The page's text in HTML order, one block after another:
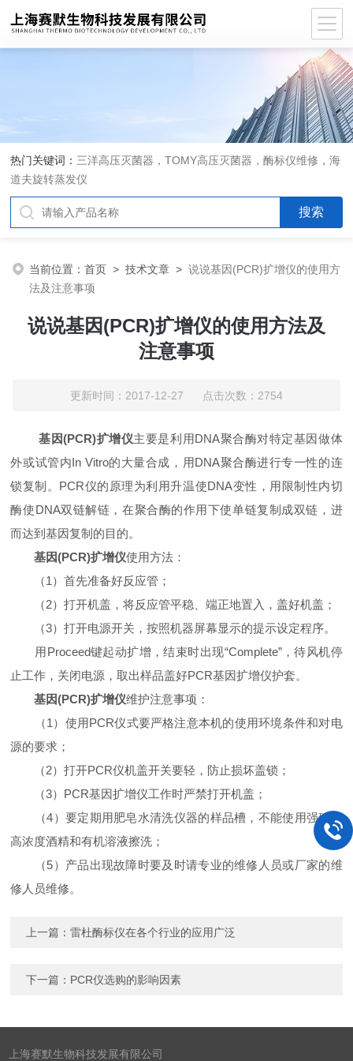
热门关键词： 三洋高压灭菌器，TOMY高压灭菌器，酶标仪维修，海
道夫旋转蒸发仪
当前位置：首页 >技术文章 >说说基因(PCR)扩增仪的使用方
法及注意事项
说说基因(PCR)扩增仪的使用方法及
注意事项
更新时间：2017-12-27 点击次数：2754
基因(PCR)扩增仪主要是利用DNA聚合酶对特定基因做体
外或试管内In Vitro的大量合成，用DNA聚合酶进行专一性的连
锁复制。PCR仪的原理为利用升温使DNA变性，用限制性内切
酶使DNA双链解链，在聚合酶的作用下使单链复制成双链，进
而达到基因复制的目的。
基因(PCR)扩增仪使用方法：
（1）首先准备好反应管；
（2）打开机盖，将反应管平稳、端正地置入，盖好机盖；
（3）打开电源开关，按照机器屏幕显示的提示设定程序。
用Proceed键起动扩增，结束时出现“Complete”，待风机停
止工作，关闭电源，取出样品盖好PCR基因扩增仪护套。
基因(PCR)扩增仪维护注意事项：
（1）使用PCR仪式要严格注意本机的使用环境条件和对电
源的要求；
（2）打开PCR仪机盖开关要轻，防止损坏盖锁；
（3）PCR基因扩增仪工作时严禁打开机盖；
（4）要定期用肥皂水清洗仪器的样品槽，不能使用强碱，
高浓度酒精和有机溶液擦洗；
（5）产品出现故障时要及时请专业的维修人员或厂家的维
修人员维修。
上一篇：雷杜酶标仪在各个行业的应用广泛
下一篇： PCR仪选购的影响因素
上海赛默生物科技发展有限公司